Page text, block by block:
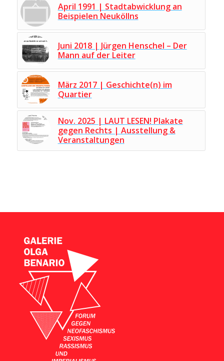
April 1991 | Stadtabwicklung an
Beispielen Neuköllns
Juni 2018 | Jürgen Henschel – Der
Mann auf der Leiter
März 2017 | Geschichte(n) im
Quartier
Nov. 2025 | LAUT LESEN! Plakate
gegen Rechts | Ausstellung &
Veranstaltungen